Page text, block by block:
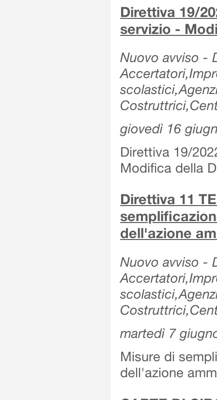
Direttiva 19/
servizio -
Nuovo avviso -
giovedì 16
Direttiva 19/
Modifica della
Direttiva 11
dell'azione
Nuovo avviso -
martedì 7
Misure di
dell'azione